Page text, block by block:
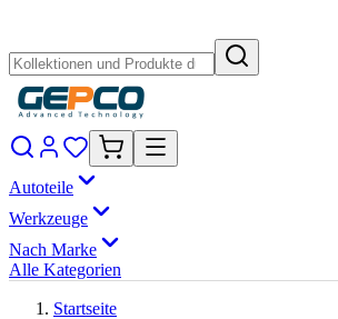
Autoteile
Werkzeuge
Nach Marke
Alle Kategorien
Startseite